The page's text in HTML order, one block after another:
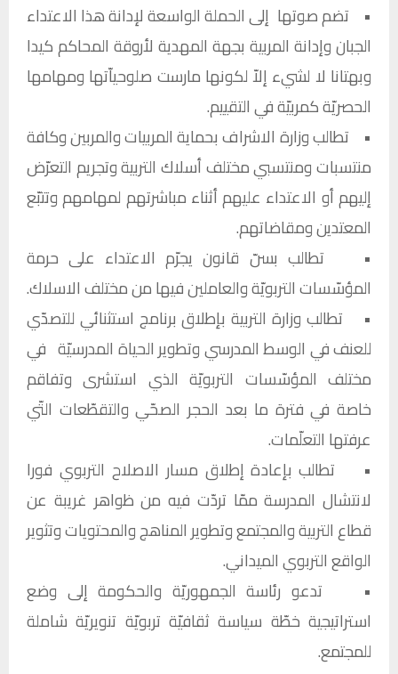
• تضم صوتها إلى الحملة الواسعة لإدانة هذا الاعتداء
الجبان وإدانة المربية بجهة المهدية لأروقة المحاكم كيدا
وبهتانا لا لشيء إلاّ لكونها مارست صلوحياّتها ومهامها
الحصريّة كمربيّة في التقييم.
• تطالب وزارة الاشراف بحماية المربيات والمربين وكافة
منتسبات ومنتسبي مختلف أسلاك التربية وتجريم التعرّض
إليهم أو الاعتداء عليهم أثناء مباشرتهم لمهامهم وتتبّع
المعتدين ومقاضاتهم.
• تطالب بسنّ قانون يجرّم الاعتداء على حرمة
المؤسّسات التربويّة والعاملين فيها من مختلف الاسلاك.
• تطالب وزارة التربية بإطلاق برنامج استثنائي للتصدّي
للعنف في الوسط المدرسي وتطوير الحياة المدرسيّة في
مختلف المؤسّسات التربويّة الذي استشرى وتفاقم
خاصة في فترة ما بعد الحجر الصحّي والتقطّعات التّي
عرفتها التعلّمات.
• تطالب بإعادة إطلاق مسار الاصلاح التربوي فورا
لانتشال المدرسة ممّا تردّت فيه من ظواهر غريبة عن
قطاع التربية والمجتمع وتطوير المناهج والمحتويات وتثوير
الواقع التربوي الميداني.
• تدعو رئاسة الجمهوريّة والحكومة إلى وضع
استراتيجية خطّة سياسة ثقافيّة تربويّة تنويريّة شاملة
للمجتمع.